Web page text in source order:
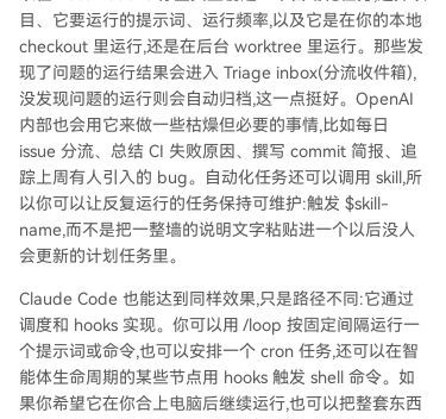
目、它要运行的提示词、运行频率,以及它是在你的本地
checkout 里运行,还是在后台 worktree 里运行。那些发
现了问题的运行结果会进入 Triage inbox(分流收件箱),
没发现问题的运行则会自动归档,这一点挺好。OpenAI
内部也会用它来做一些枯燥但必要的事情,比如每日
issue 分流、总结 CI 失败原因、撰写 commit 简报、追
踪上周有人引入的 bug。自动化任务还可以调用 skill,所
以你可以让反复运行的任务保持可维护:触发 $skill-
name,而不是把一整墙的说明文字粘贴进一个以后没人
会更新的计划任务里。
Claude Code 也能达到同样效果,只是路径不同:它通过
调度和 hooks 实现。你可以用 /loop 按固定间隔运行一
个提示词或命令,也可以安排一个 cron 任务,还可以在智
能体生命周期的某些节点用 hooks 触发 shell 命令。如
果你希望它在你合上电脑后继续运行,也可以把整套东西